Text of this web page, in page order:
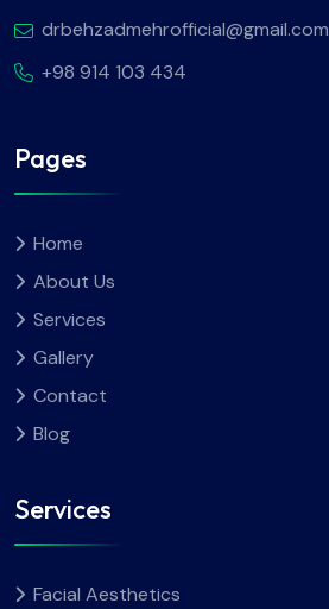
drbehzadmehrofficial@gmail.com
+98 914 103 434
Pages
Home
About Us
Services
Gallery
Contact
Blog
Services
Facial Aesthetics